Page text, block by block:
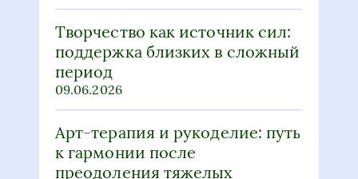
Творчество как источник сил:
поддержка близких в сложный
период
09.06.2026
Арт-терапия и рукоделие: путь
к гармонии после
преодоления тяжелых